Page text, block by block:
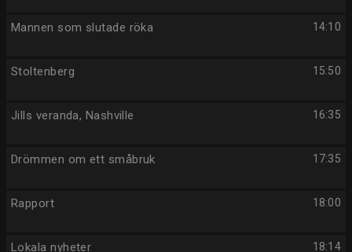
14:10
Mannen som slutade röka
15:50
Stoltenberg
16:35
Jills veranda, Nashville
17:35
Drömmen om ett småbruk
18:00
Rapport
18:14
Lokala nyheter